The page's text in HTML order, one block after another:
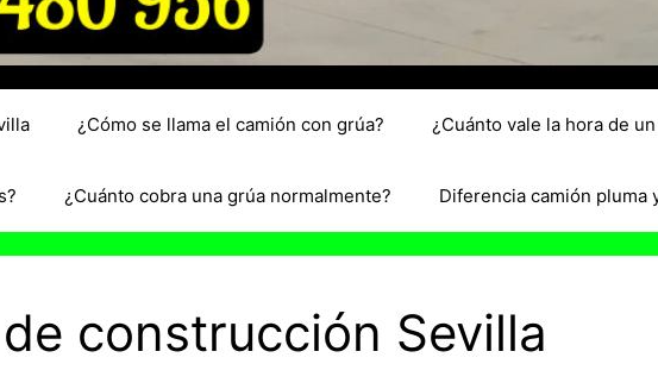
¿Cómo se llama el camión con grúa? ¿Cuánto vale la hora de
¿Cuánto cobra una grúa normalmente? Diferencia camión pluma
construcción Sevilla